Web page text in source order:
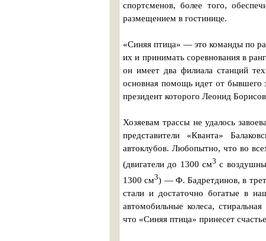
спортсменов, более того,
размещением в гостинице.
«Синяя птица» — это команды по
их и принимать соревнования в
он имеет два филиала станций
основная помощь идет от бывшего
президент которого Леонид
Хозяевам трассы не удалось
представители «Кванта»
автоклубов. Любопытно, что во
(двигатели до 1300 см3 с
1300 см3) — Ф. Бадретдинов, в
стали и достаточно богатые в
автомобильные колеса,
что «Синяя птица» принесет